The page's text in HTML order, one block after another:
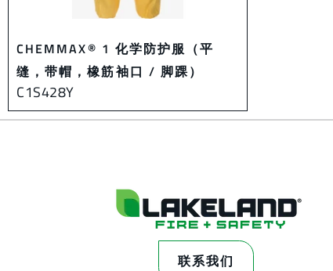
CHEMMAX® 1 化学防护服（平
缝，带帽，橡筋袖口 / 脚踝）
C1S428Y
联系我们